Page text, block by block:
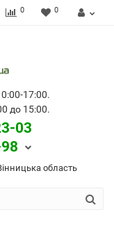
0 0
17:00.
до 15:00.
03
область